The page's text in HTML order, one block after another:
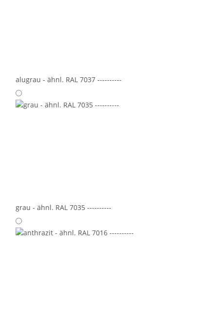
alugrau - ähnl. RAL 7037 ----------
grau - ähnl. RAL 7035 ----------